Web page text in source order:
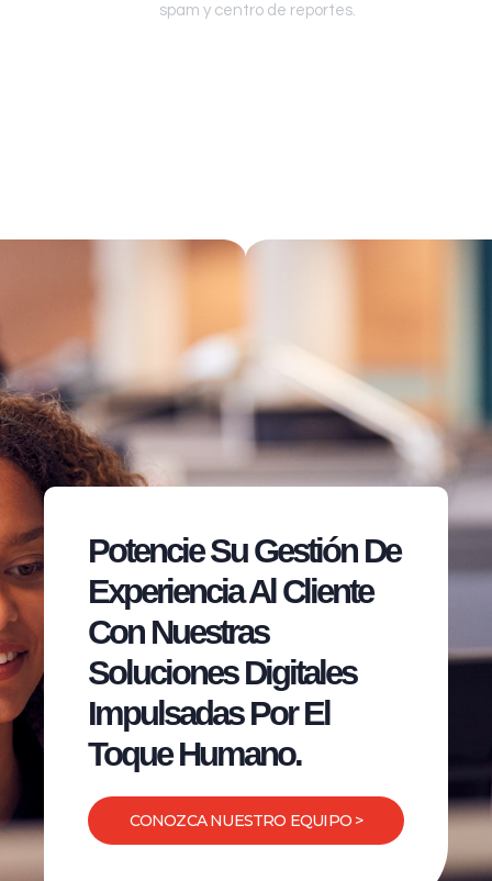
spam y centro de reportes.
Potencie Su Gestión De
Experiencia Al Cliente
Con Nuestras
Soluciones Digitales
Impulsadas Por El
Toque Humano.
CONOZCA NUESTRO EQUIPO >